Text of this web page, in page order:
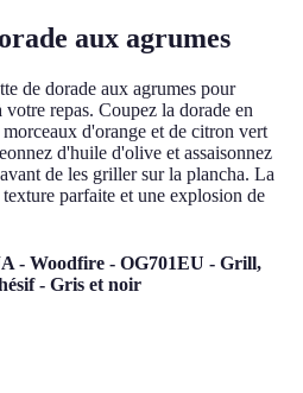
aux agrumes
de dorade aux agrumes pour
repas. Coupez la dorade en
d'orange et de citron vert
d'huile d'olive et assaisonnez
de les griller sur la plancha. La
parfaite et une explosion de
- Woodfire - OG701EU - Grill,
- Gris et noir